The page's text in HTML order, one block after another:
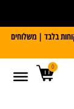
חינם ללקוחות בלבד | משלוחים
0